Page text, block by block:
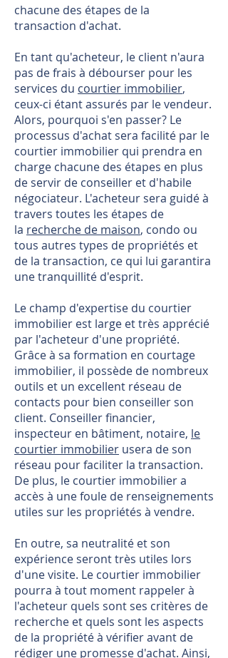
chacune des étapes de la
transaction d'achat.
En tant qu'acheteur, le client n'aura
pas de frais à débourser pour les
services du courtier immobilier,
ceux-ci étant assurés par le vendeur.
Alors, pourquoi s'en passer? Le
processus d'achat sera facilité par le
courtier immobilier qui prendra en
charge chacune des étapes en plus
de servir de conseiller et d'habile
négociateur. L'acheteur sera guidé à
travers toutes les étapes de
la recherche de maison, condo ou
tous autres types de propriétés et
de la transaction, ce qui lui garantira
une tranquillité d'esprit.
Le champ d'expertise du courtier
immobilier est large et très apprécié
par l'acheteur d'une propriété.
Grâce à sa formation en courtage
immobilier, il possède de nombreux
outils et un excellent réseau de
contacts pour bien conseiller son
client. Conseiller financier,
inspecteur en bâtiment, notaire, le
courtier immobilier usera de son
réseau pour faciliter la transaction.
De plus, le courtier immobilier a
accès à une foule de renseignements
utiles sur les propriétés à vendre.
En outre, sa neutralité et son
expérience seront très utiles lors
d'une visite. Le courtier immobilier
pourra à tout moment rappeler à
l'acheteur quels sont ses critères de
recherche et quels sont les aspects
de la propriété à vérifier avant de
rédiger une promesse d'achat. Ainsi,